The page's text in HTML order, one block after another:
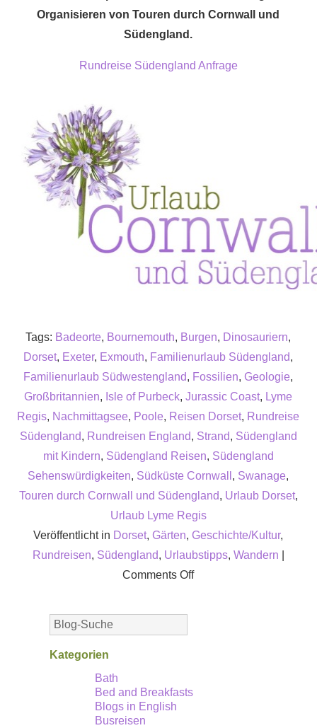
Organisieren von Touren durch Cornwall und
Südengland.
Rundreise Südengland Anfrage
Tags: Badeorte, Bournemouth, Burgen, Dinosauriern,
Dorset, Exeter, Exmouth, Familienurlaub Südengland,
Familienurlaub Südwestengland, Fossilien, Geologie,
Großbritannien, Isle of Purbeck,Jurassic Coast, Lyme
Regis, Nachmittagsee, Poole, Reisen Dorset, Rundreise
Südengland, Rundreisen England, Strand, Südengland
mit Kindern, Südengland Reisen, Südengland
Sehenswürdigkeiten, Südküste Cornwall , Swanage,
Touren durch Cornwall und Südengland, Urlaub Dorset,
Urlaub Lyme Regis
Veröffentlicht in Dorset, Gärten, Geschichte/Kultur,
Rundreisen, Südengland, Urlaubstipps, Wandern
Comments Offon
Kategorien
Bath
Bed and Breakfasts
Blogs in English
Busreisen